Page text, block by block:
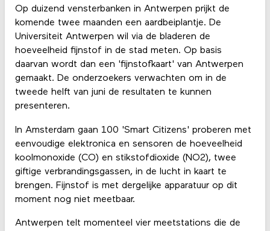
Op duizend vensterbanken in Antwerpen prijkt de
komende twee maanden een aardbeiplantje. De
Universiteit Antwerpen wil via de bladeren de
hoeveelheid fijnstof in de stad meten. Op basis
daarvan wordt dan een 'fijnstofkaart' van Antwerpen
gemaakt. De onderzoekers verwachten om in de
tweede helft van juni de resultaten te kunnen
presenteren.
In Amsterdam gaan 100 'Smart Citizens' proberen met
eenvoudige elektronica en sensoren de hoeveelheid
koolmonoxide (CO) en stikstofdioxide (NO2), twee
giftige verbrandingsgassen, in de lucht in kaart te
brengen. Fijnstof is met dergelijke apparatuur op dit
moment nog niet meetbaar.
Antwerpen telt momenteel vier meetstations die de